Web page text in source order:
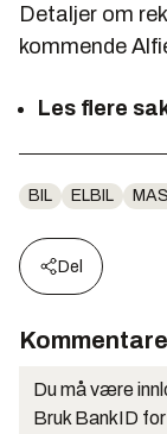
Detaljer om
kommende
Les flere
BIL ELBIL
Del
Du må være
Bruk BankID